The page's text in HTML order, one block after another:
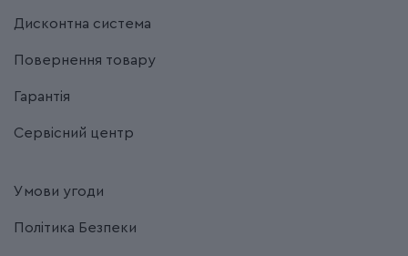
Дисконтна система
Повернення товару
Гарантія
Сервісний центр
Умови угоди
Політика Безпеки